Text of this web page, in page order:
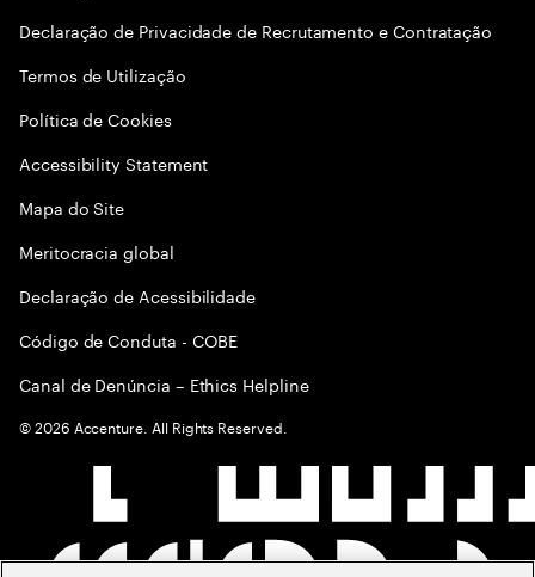
Declaração de Privacidade de Recrutamento e Contratação
Termos de Utilização
Política de Cookies
Accessibility Statement
Mapa do Site
Meritocracia global
Declaração de Acessibilidade
Código de Conduta - COBE
Canal de Denúncia – Ethics Helpline
©2026 Accenture. All Rights Reserved.